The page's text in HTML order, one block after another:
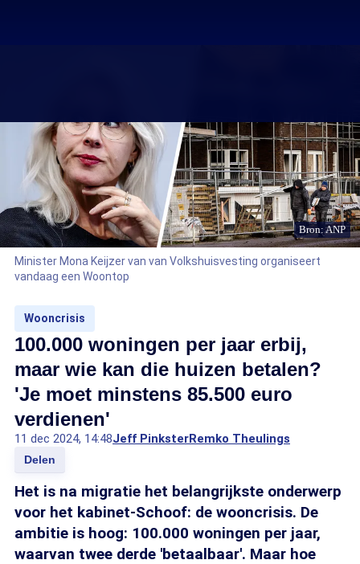
Bron: ANP
Minister Mona Keijzer van van Volkshuisvesting organiseert
vandaag een Woontop
Wooncrisis
100.000 woningen per jaar erbij,
maar wie kan die huizen betalen?
'Je moet minstens 85.500 euro
verdienen'
11 dec 2024, 14:48Jeff PinksterRemko Theulings
Delen
Het is na migratie het belangrijkste onderwerp
voor het kabinet-Schoof: de wooncrisis. De
ambitie is hoog: 100.000 woningen per jaar,
waarvan twee derde 'betaalbaar'. Maar hoe